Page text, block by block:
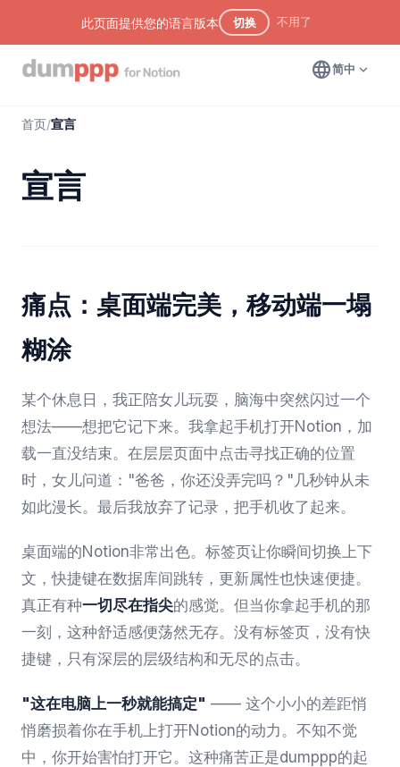
此页面提供您的语言版本 切换 不用了
language简中 expand_more
首页/宣言
宣言
痛点：桌面端完美，移动端一塌
糊涂
某个休息日，我正陪女儿玩耍，脑海中突然闪过一个
想法——想把它记下来。我拿起手机打开Notion，加
载一直没结束。在层层页面中点击寻找正确的位置
时，女儿问道："爸爸，你还没弄完吗？"几秒钟从未
如此漫长。最后我放弃了记录，把手机收了起来。
桌面端的Notion非常出色。标签页让你瞬间切换上下
文，快捷键在数据库间跳转，更新属性也快速便捷。
真正有种一切尽在指尖的感觉。但当你拿起手机的那
一刻，这种舒适感便荡然无存。没有标签页，没有快
捷键，只有深层的层级结构和无尽的点击。
"这在电脑上一秒就能搞定" —— 这个小小的差距悄
悄磨损着你在手机上打开Notion的动力。不知不觉
中，你开始害怕打开它。这种痛苦正是dumppp的起